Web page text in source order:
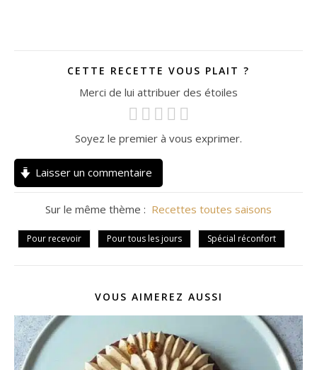
CETTE RECETTE VOUS PLAIT ?
Merci de lui attribuer des étoiles
Soyez le premier à vous exprimer.
Laisser un commentaire
Sur le même thème : Recettes toutes saisons
Pour recevoir Pour tous les jours Spécial réconfort
VOUS AIMEREZ AUSSI